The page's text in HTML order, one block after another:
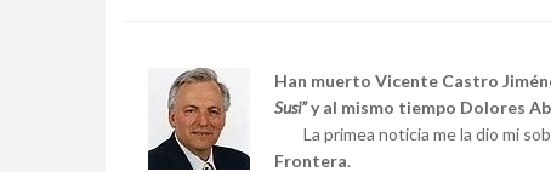
Han muerto Vicente Castro
Susi”y al mismo tiempo Dolores
La primea noticia me la dio mi
Frontera.